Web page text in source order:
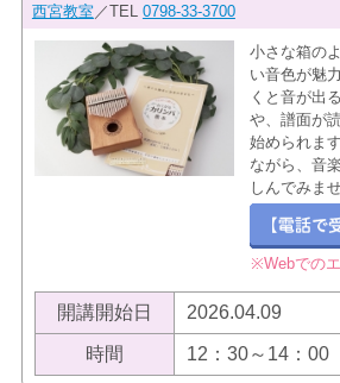
西宮教室 ／TEL 0798-33-3700
小さな箱の
い音色が魅
くと音が出
や、譜面が
始められま
ながら、音
しんでみま
※Webでの
開講開始日 2026.04.09
時間 12：30～14：00